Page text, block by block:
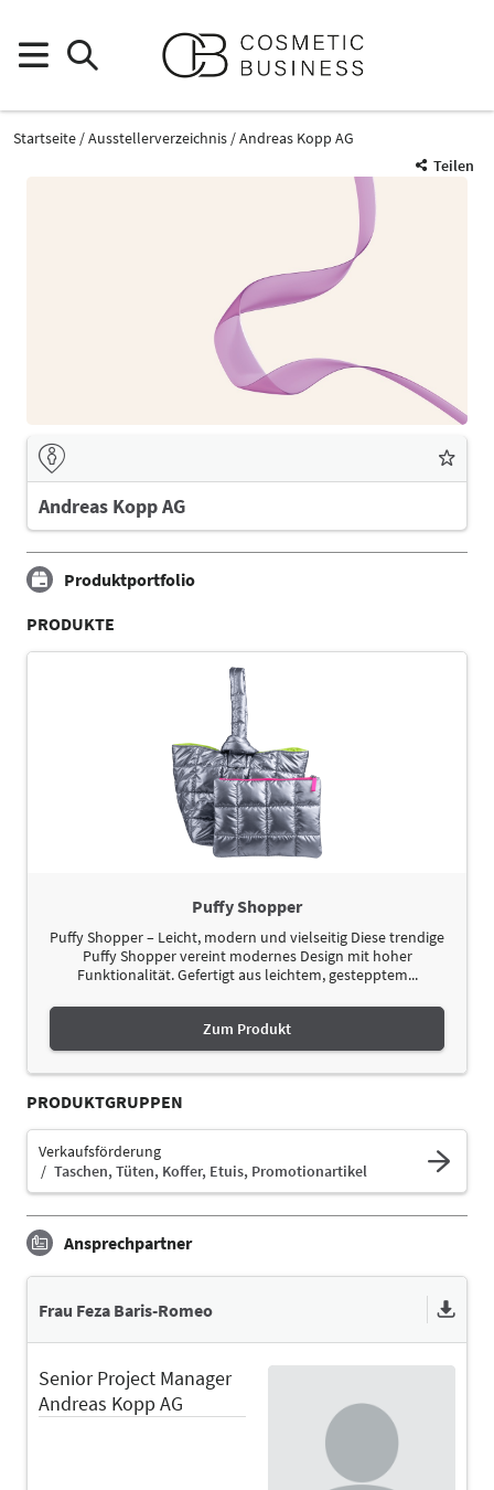
Startseite Ausstellerverzeichnis
Andreas Kopp AG
Teilen
Andreas Kopp AG
Produktportfolio
PRODUKTE
Puffy Shopper
Puffy Shopper – Leicht, modern und vielseitig Diese trendige
Puffy Shopper vereint modernes Design mit hoher
Funktionalität. Gefertigt aus leichtem, gestepptem...
Zum Produkt
PRODUKTGRUPPEN
Verkaufsförderung
Taschen, Tüten, Koffer, Etuis, Promotionartikel
Ansprechpartner
Frau Feza Baris-Romeo
Senior Project Manager
Andreas Kopp AG